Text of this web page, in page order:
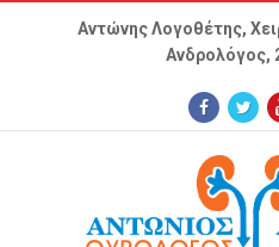
Αντώνης Λογοθέτης,
Ανδρολόγος,